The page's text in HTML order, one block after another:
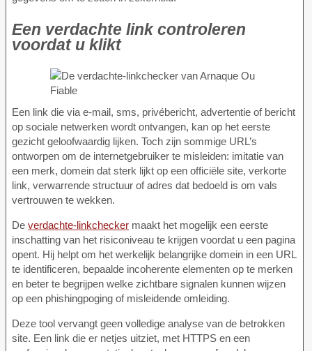
Een verdachte link controleren
voordat u klikt
Een link die via e-mail, sms, privébericht, advertentie of bericht
op sociale netwerken wordt ontvangen, kan op het eerste
gezicht geloofwaardig lijken. Toch zijn sommige URL’s
ontworpen om de internetgebruiker te misleiden: imitatie van
een merk, domein dat sterk lijkt op een officiële site, verkorte
link, verwarrende structuur of adres dat bedoeld is om vals
vertrouwen te wekken.
De verdachte-linkchecker maakt het mogelijk een eerste
inschatting van het risiconiveau te krijgen voordat u een pagina
opent. Hij helpt om het werkelijk belangrijke domein in een URL
te identificeren, bepaalde incoherente elementen op te merken
en beter te begrijpen welke zichtbare signalen kunnen wijzen
op een phishingpoging of misleidende omleiding.
Deze tool vervangt geen volledige analyse van de betrokken
site. Een link die er netjes uitziet, met HTTPS en een